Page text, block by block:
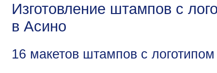
Изготовление штампов с
в Асино
16 макетов штампов с